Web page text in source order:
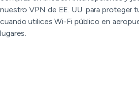
nuestro VPN de EE. UU. para proteger
cuando utilices Wi-Fi público en
lugares.